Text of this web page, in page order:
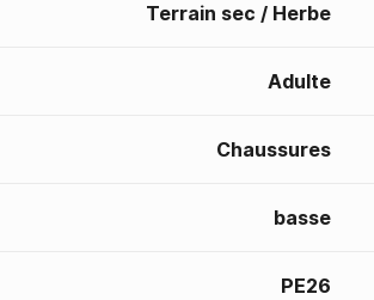
Terrain sec / Herbe
Adulte
Chaussures
basse
PE26